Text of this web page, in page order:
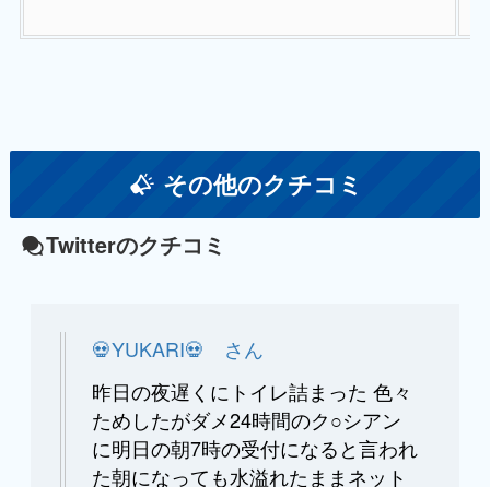
その他のクチコミ
Twitterのクチコミ
💀YUKARI💀 さん
昨日の夜遅くにトイレ詰まった 色々
ためしたがダメ24時間のク○シアン
に明日の朝7時の受付になると言われ
た朝になっても水溢れたままネット